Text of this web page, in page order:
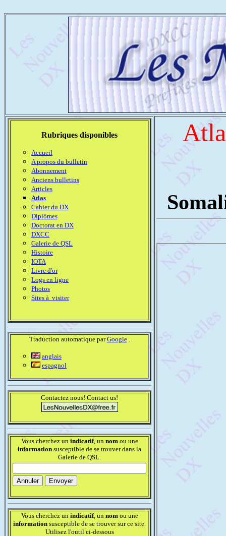
Rubriques disponibles
Accueil
A propos du bulletin
Abonnement
Anciens bulletins
Articles
Atlas
Cahier du DX
Diplômes
Doctorat en DX
DXCC
Galerie de QSL
Histoire
IOTA
Livre d'or
Logs en ligne
Photos
Sites à visiter
Traduction automatique parGoogle.
anglais
espagnol
Contactez nous! Contact us!
Vous cherchez un indicatif, un nomou une
information susceptible de se trouver dans la
Galerie de QSL.
Vous cherchez un indicatif, un nomou une
information susceptible de se trouver sur ce site.
Utilisez l'outil ci-dessous